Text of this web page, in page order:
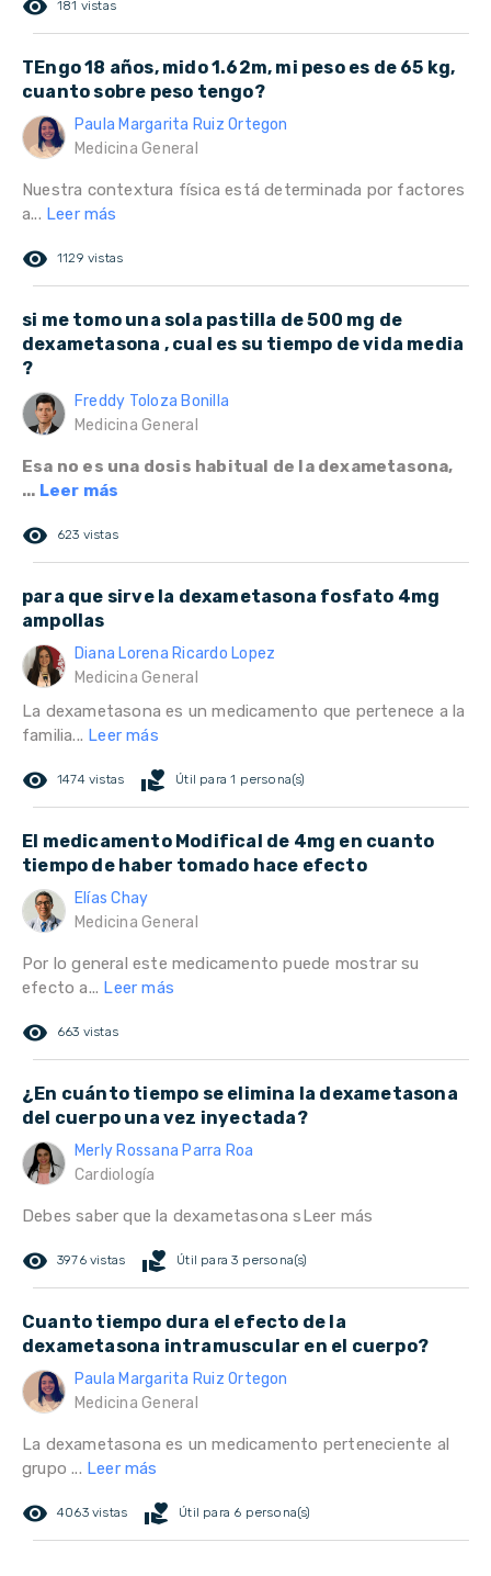
remove_red_eye 181 vistas
TEngo 18 años, mido 1.62m, mi peso es de 65 kg,
cuanto sobre peso tengo?
Paula Margarita Ruiz Ortegon
Medicina General
Nuestra contextura física está determinada por factores
a... Leer más
remove_red_eye 1129 vistas
si me tomo una sola pastilla de 500 mg de
dexametasona , cual es su tiempo de vida media
?
Freddy Toloza Bonilla
Medicina General
Esa no es una dosis habitual de la dexametasona,
... Leer más
remove_red_eye 623 vistas
para que sirve la dexametasona fosfato 4mg
ampollas
Diana Lorena Ricardo Lopez
Medicina General
La dexametasona es un medicamento que pertenece a la
familia... Leer más
remove_red_eye 1474 vistas volunteer_activism Útil para 1 persona(s)
El medicamento Modifical de 4mg en cuanto
tiempo de haber tomado hace efecto
Elías Chay
Medicina General
Por lo general este medicamento puede mostrar su
efecto a... Leer más
remove_red_eye 663 vistas
¿En cuánto tiempo se elimina la dexametasona
del cuerpo una vez inyectada?
Merly Rossana Parra Roa
Cardiología
Debes saber que la dexametasona s Leer más
remove_red_eye 3976 vistas volunteer_activism Útil para 3 persona(s)
Cuanto tiempo dura el efecto de la
dexametasona intramuscular en el cuerpo?
Paula Margarita Ruiz Ortegon
Medicina General
La dexametasona es un medicamento perteneciente al
grupo ... Leer más
remove_red_eye 4063 vistas volunteer_activism Útil para 6 persona(s)